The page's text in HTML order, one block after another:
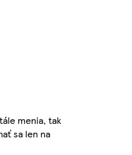
menia, tak
sa len na